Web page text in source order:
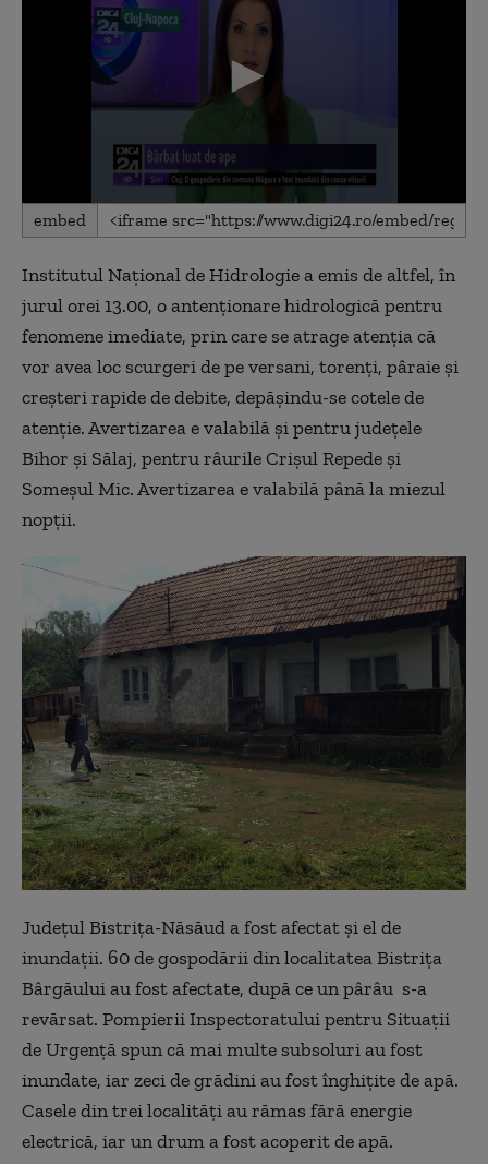
0
seconds
minute,
33
seconds
embed
Institutul Naţional de Hidrologie a emis de altfel, în
jurul orei 13.00, o antenţionare hidrologică pentru
fenomene imediate, prin care se atrage atenţia că
vor avea loc scurgeri de pe versani, torenţi, pâraie şi
creşteri rapide de debite, depăşindu-se cotele de
atenţie. Avertizarea e valabilă şi pentru judeţele
Bihor şi Sălaj, pentru râurile Crişul Repede şi
Someşul Mic. Avertizarea e valabilă până la miezul
nopţii.
Judeţul Bistriţa-Năsăud a fost afectat şi el de
inundaţii. 60 de gospodării din localitatea Bistriţa
Bârgăului au fost afectate, după ce un pârâu s-a
revărsat. Pompierii Inspectoratului pentru Situaţii
de Urgenţă spun că mai multe subsoluri au fost
inundate, iar zeci de grădini au fost înghiţite de apă.
Casele din trei localităţi au rămas fără energie
electrică, iar un drum a fost acoperit de apă.